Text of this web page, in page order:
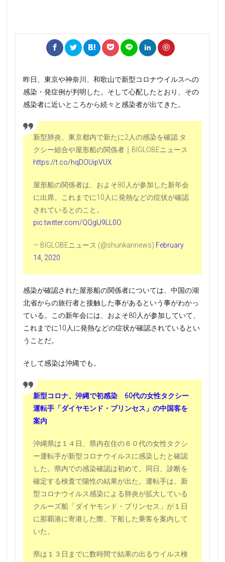
昨日、東京や神奈川、和歌山で新型コロナウイルスへの
感染・発症例が判明した。そして心配したとおり、その
感染者に近いところから続々と感染者が出てきた。
新型肺炎、東京都内で新たに2人の感染を確認 タ
クシー組合や屋形船の関係者｜BIGLOBEニュース
https://t.co/hqDOUipVUX
屋形船の関係者は、およそ80人が参加した新年会
に出席。これまでに10人に発熱などの症状が確認
されているとのこと。
pic.twitter.com/QQgIJ9LL0O
— BIGLOBEニュース (@shunkannews) February
14, 2020
感染が確認された屋形船の関係者については、中国の湖
北省からの旅行者と接触した事があるという事がわかっ
ている。この新年会には、およそ80人が参加していて、
これまでに10人に発熱などの症状が確認されているとい
うことだ。
そして感染は沖縄でも。
新型コロナ、沖縄で初感染 60代の女性タクシー
運転手「ダイヤモンド・プリンセス」の中国客を
案内
沖縄県は１４日、県内在住の６０代の女性タクシ
ー運転手が新型コロナウイルスに感染したと確認
した。県内での感染確認は初めて。同日、診断を
確定する検査で陽性の結果が出た。運転手は、新
型コロナウイルス感染による肺炎が拡大している
クルーズ船「ダイヤモンド・プリンセス」が１日
に那覇港に寄港した際、下船した乗客を案内して
いた。
県は１３日までに数時間で結果の出るウイルス検